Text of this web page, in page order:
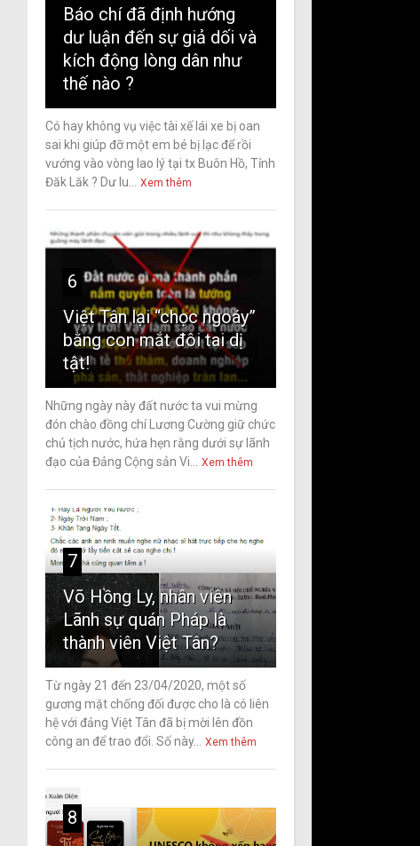
Báo chí đã định hướng
dư luận đến sự giả dối và
kích động lòng dân như
thế nào ?
Có hay không vụ việc tài xế lái xe bị oan
sai khi giúp đỡ một em bé bị lạc để rồi
vướng vào vòng lao lý tại tx Buôn Hồ, Tỉnh
Đăk Lăk ? Dư lu...
Xem thêm
6
Việt Tân lại “chọc ngoáy”
bằng con mắt đôi tai dị
tật!
Những ngày này đất nước ta vui mừng
đón chào đồng chí Lương Cường giữ chức
chủ tịch nước, hứa hẹn rằng dưới sự lãnh
đạo của Đảng Cộng sản Vi...
Xem thêm
7
Võ Hồng Ly, nhân viên
Lãnh sự quán Pháp là
thành viên Việt Tân?
Từ ngày 21 đến 23/04/2020, một số
gương mặt chống đối được cho là có liên
hệ với đảng Việt Tân đã bị mời lên đồn
công an để trao đổi. Số này...
Xem thêm
8